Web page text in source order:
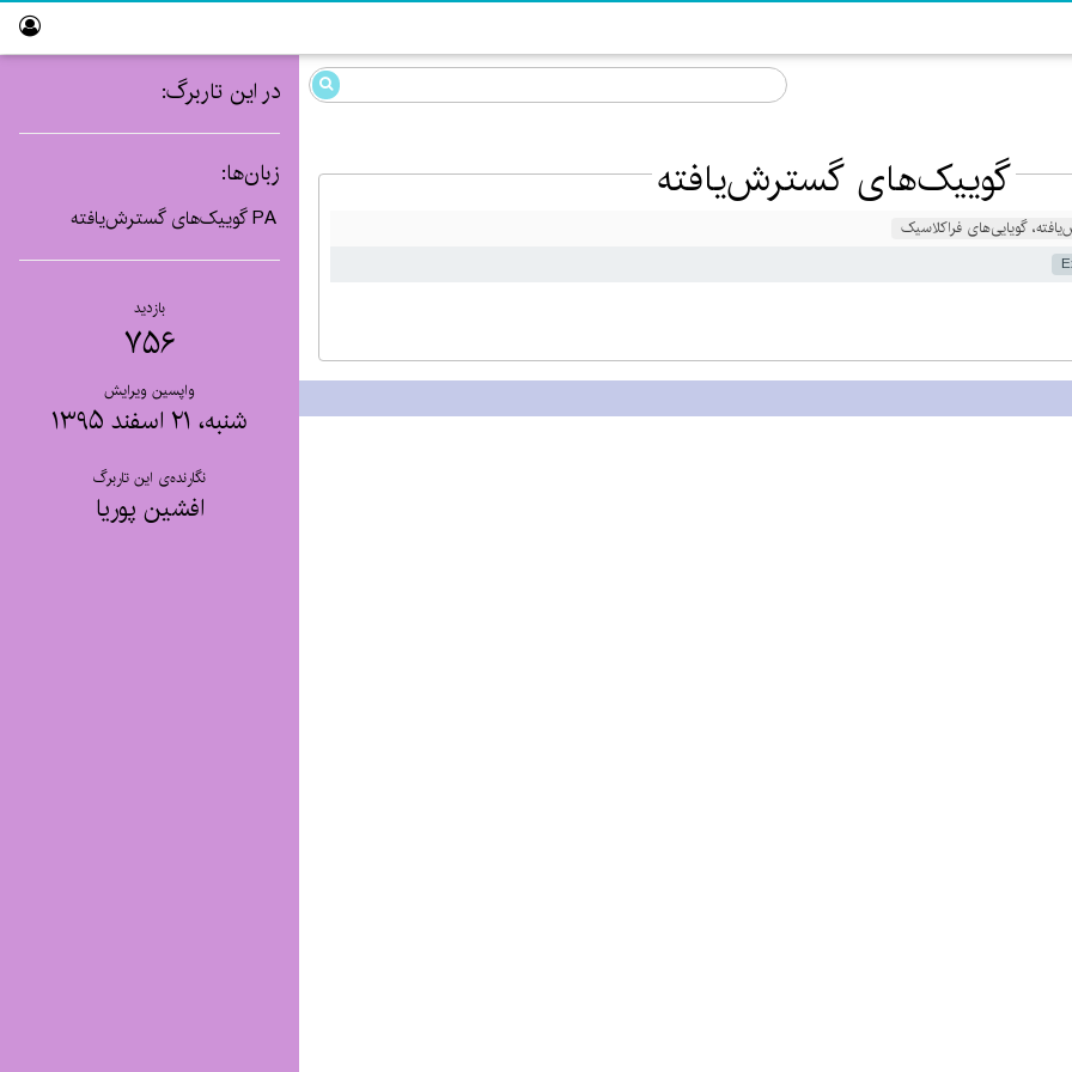
در این تاربرگ:
زبان‌ها:
PAگوییک‌های گسترش‌یافته
بازدید
۷۵۶
واپسین ویرایش
شنبه، ۲۱ اسفند ۱۳۹۵
نگارنده‌ی این تاربرگ
افشین پوریا
گوییک‌های گسترش‌یافته
گویایی‌های فراکلاسیک